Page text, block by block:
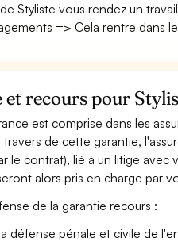
Styliste vous rendez un
=> Cela rentre dans
et recours pour
est comprise dans les
de cette garantie,
le contrat), lié à un litige
alors pris en charge par
de la garantie recours :
défense pénale et civile de